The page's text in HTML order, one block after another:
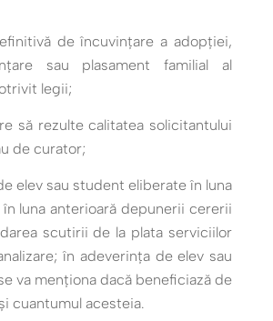
de încuvinţare a adopţiei,
sau plasament familial al
legii;
să rezulte calitatea solicitantului
de curator;
elev sau student eliberate în luna
luna anterioară depunerii cererii
scutirii de la plata serviciilor
în adeverinţa de elev sau
va menţiona dacă beneficiază de
cuantumul acesteia.